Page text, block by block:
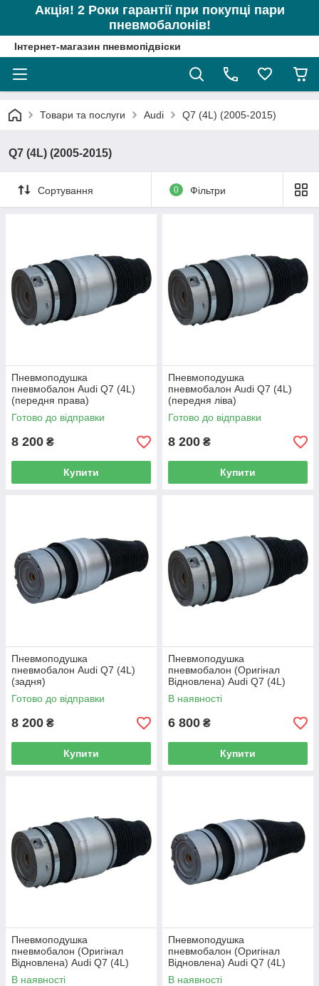
Акція! 2 Роки гарантії при покупці пари
пневмобалонів!
Інтернет-магазин пневмопідвіски
Товари та послуги Audi Q7 (4L) (2005-2015)
Q7 (4L) (2005-2015)
Сортування 0 Фільтри
Пневмоподушка
пневмобалон Audi Q7 (4L)
(передня права)
Готово до відправки
8 200 ₴
Купити
Пневмоподушка
пневмобалон Audi Q7 (4L)
(передня ліва)
Готово до відправки
8 200 ₴
Купити
Пневмоподушка
пневмобалон Audi Q7 (4L)
(задня)
Готово до відправки
8 200 ₴
Купити
Пневмоподушка
пневмобалон (Оригінал
Відновлена) Audi Q7 (4L)
(передня права)
В наявності
6 800 ₴
Купити
Пневмоподушка
пневмобалон (Оригінал
Відновлена) Audi Q7 (4L)
(передня ліва)
В наявності
Пневмоподушка
пневмобалон (Оригінал
Відновлена) Audi Q7 (4L)
(задня)
В наявності